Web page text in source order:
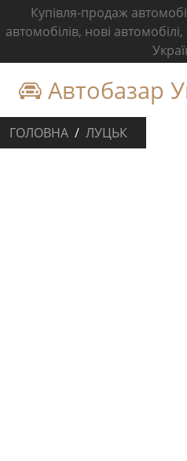
Купівля-продаж
автомобілів, нові
Автобазар
ГОЛОВНА ЛУЦЬК